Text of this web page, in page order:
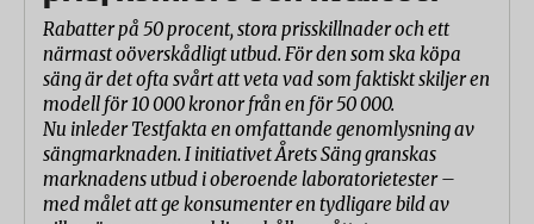
Rabatter på 50 procent, stora prisskillnader och ett
närmast oöverskådligt utbud. För den som ska köpa
säng är det ofta svårt att veta vad som faktiskt skiljer en
modell för 10 000 kronor från en för 50 000.
Nu inleder Testfakta en omfattande genomlysning av
sängmarknaden. I initiativet Årets Säng granskas
marknadens utbud i oberoende laboratorietester –
med målet att ge konsumenter en tydligare bild av